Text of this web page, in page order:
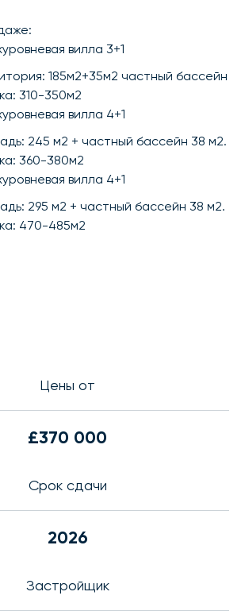
вилла 3+1
185м2+35м2 частный бассейн
310-350м2
вилла 4+1
245 м2 + частный бассейн 38 м2.
360-380м2
вилла 4+1
295 м2 + частный бассейн 38 м2.
470-485м2
Цены от
£370 000
Срок сдачи
2026
Застройщик